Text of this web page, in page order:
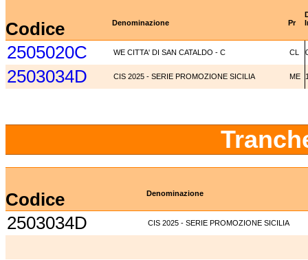
Codice Denominazione Pr
2505020C WE CITTA' DI SAN CATALDO - C CL
2503034D CIS 2025 - SERIE PROMOZIONE SICILIA ME
Codice Denominazione
2503034D CIS 2025 - SERIE PROMOZIONE SICILIA